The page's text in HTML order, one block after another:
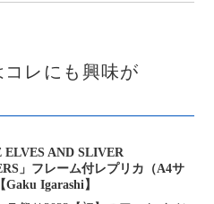
レにも興味が
ELVES AND SLIVER
」フレーム付レプリカ（A4サ
Gaku Igarashi】